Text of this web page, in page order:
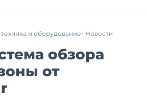
и оборудование Новости
обзора
от